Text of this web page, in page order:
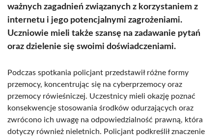
ważnych zagadnień związanych z korzystaniem z
internetu i jego potencjalnymi zagrożeniami.
Uczniowie mieli także szansę na zadawanie pytań
oraz dzielenie się swoimi doświadczeniami.
Podczas spotkania policjant przedstawił różne formy
przemocy, koncentrując się na cyberprzemocy oraz
przemocy rówieśniczej. Uczestnicy mieli okazję poznać
konsekwencje stosowania środków odurzających oraz
zwrócono ich uwagę na odpowiedzialność prawną, która
dotyczy również nieletnich. Policjant podkreślił znaczenie